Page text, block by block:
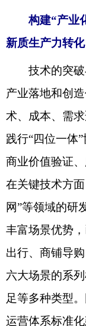
构建“产业化
新质生产力转化
技术的突破
产业落地和创
术、成本、需
践行“四位一体
商业价值验证
在关键技术方
网”等领域的研
丰富场景优势
出行、商铺导
六大场景的系
足等多种类型
运营体系标准